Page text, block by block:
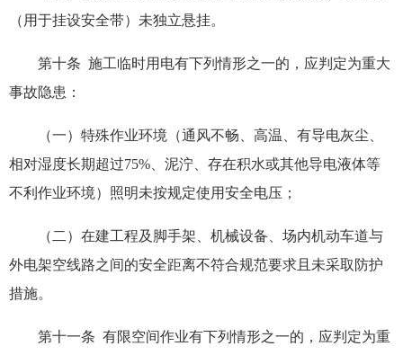
（用于挂设安全带）未独立悬挂。
第十条 施工临时用电有下列情形之一的，应判定为重大
事故隐患：
（一）特殊作业环境（通风不畅、高温、有导电灰尘、
相对湿度长期超过75%、泥泞、存在积水或其他导电液体等
不利作业环境）照明未按规定使用安全电压；
（二）在建工程及脚手架、机械设备、场内机动车道与
外电架空线路之间的安全距离不符合规范要求且未采取防护
措施。
第十一条 有限空间作业有下列情形之一的，应判定为重